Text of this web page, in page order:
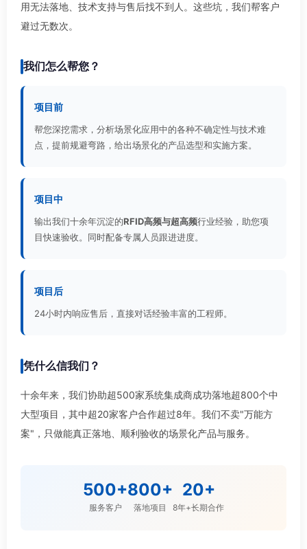
用无法落地、技术支持与售后找不到人。这些坑，我们帮客户
避过无数次。
我们怎么帮您？
项目前
帮您深挖需求，分析场景化应用中的各种不确定性与技术难
点，提前规避弯路，给出场景化的产品选型和实施方案。
项目中
输出我们十余年沉淀的RFID高频与超高频行业经验，助您项
目快速验收。同时配备专属人员跟进进度。
项目后
24小时内响应售后，直接对话经验丰富的工程师。
凭什么信我们？
十余年来，我们协助超500家系统集成商成功落地超800个中
大型项目，其中超20家客户合作超过8年。我们不卖"万能方
案"，只做能真正落地、顺利验收的场景化产品与服务。
500+
服务客户
800+
落地项目
20+
8年+长期合作